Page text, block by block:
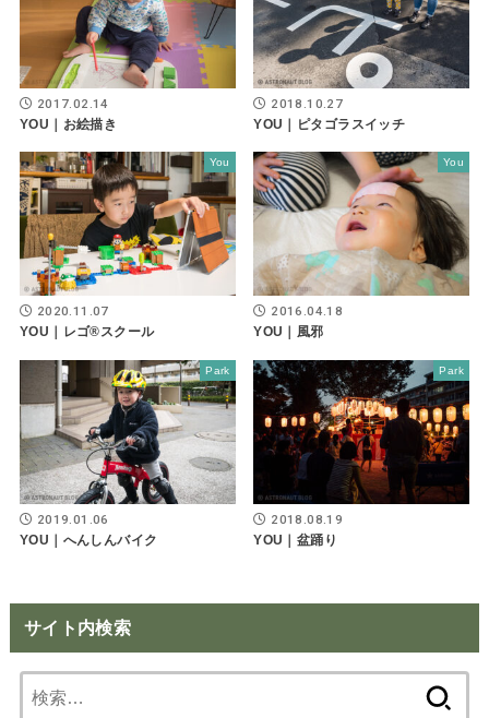
2017.02.14
YOU｜お絵描き
2018.10.27
YOU｜ピタゴラスイッチ
You
2020.11.07
YOU｜レゴ®スクール
You
2016.04.18
YOU｜風邪
Park
2019.01.06
YOU｜へんしんバイク
Park
2018.08.19
YOU｜盆踊り
サイト内検索